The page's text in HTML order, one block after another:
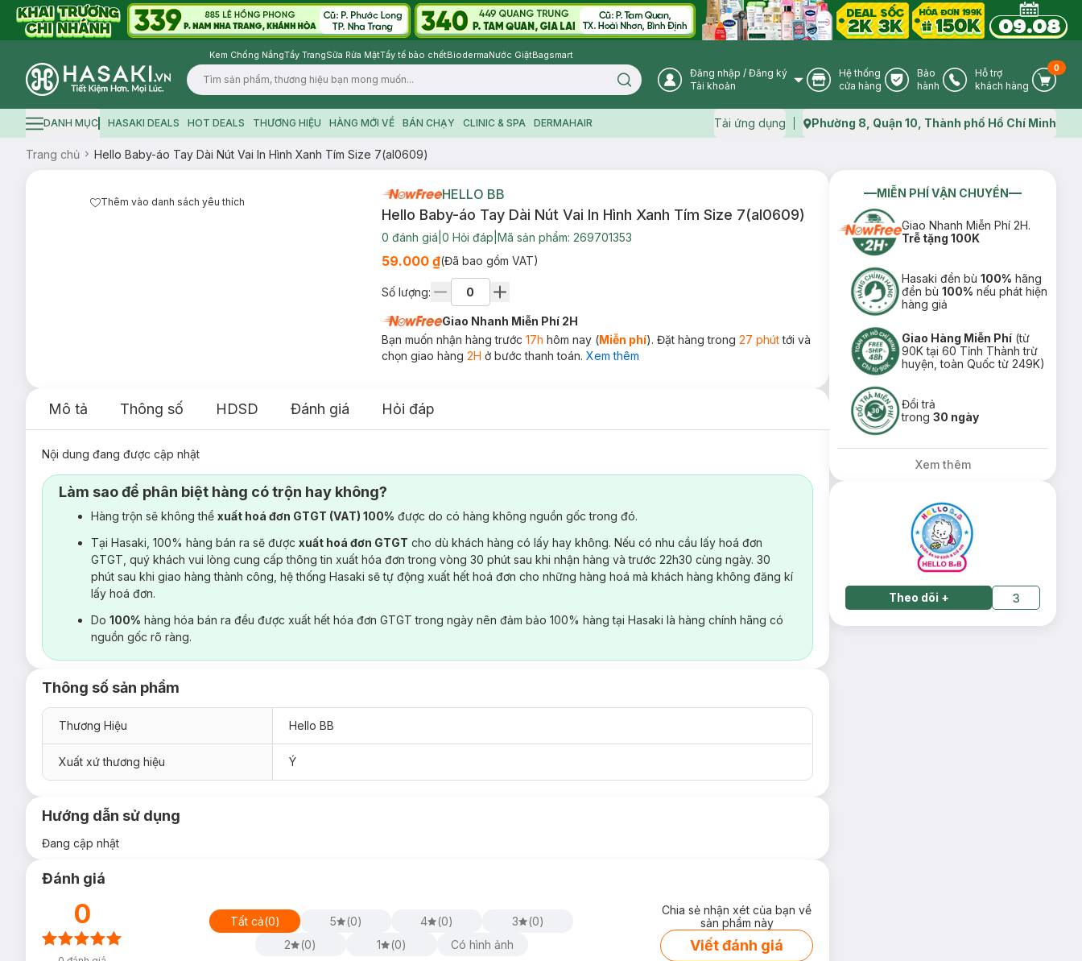
Kem Chống NắngTẩy TrangSữa Rửa MặtTẩy tế bào chếtBiodermaNước GiặtBagsmart
Logo
Search icon User Icon
Đăng nhập / Đăng ký
Tài khoản
Store Icon
Hệ thống
cửa hàng
Warranty Icon
Bảo
hành
Phone Icon
Hỗ trợ
khách hàng
Cart
0
Hamburger icon
DANH MỤC HASAKI DEALS HOT DEALS THƯƠNG HIỆU HÀNG MỚI VỀ BÁN CHẠY CLINIC & SPA DERMAHAIR Tải ứng dụng Map icon
Phường 8, Quận 10, Thành phố Hồ Chí Minh
Trang chủ Hello Baby-áo Tay Dài Nút Vai In Hình Xanh Tím Size 7(al0609)
Thêm vào danh sách yêu thích HELLO BB
Hello Baby-áo Tay Dài Nút Vai In Hình Xanh Tím Size 7(al0609)
0 đánh giá 0 Hỏi đáp Mã sản phẩm: 269701353
59.000 ₫(Đã bao gồm VAT)
Số lượng:
Giao Nhanh Miễn Phí 2H
Bạn muốn nhận hàng trước 17h hôm nay (Miễn phí). Đặt hàng trong 27 phúttới và
chọn giao hàng 2H ở bước thanh toán. Xem thêm
Mô tả Thông số HDSD Đánh giá Hỏi đáp
Nội dung đang được cập nhật
Làm sao để phân biệt hàng có trộn hay không?
Hàng trộn sẽ không thể xuất hoá đơn GTGT (VAT) 100% được do có hàng không nguồn gốc trong đó.
Tại Hasaki, 100% hàng bán ra sẽ được xuất hoá đơn GTGT cho dù khách hàng có lấy hay không. Nếu có nhu cầu lấy hoá đơn
GTGT, quý khách vui lòng cung cấp thông tin xuất hóa đơn trong vòng 30 phút sau khi nhận hàng và trước 22h30 cùng ngày. 30
phút sau khi giao hàng thành công, hệ thống Hasaki sẽ tự động xuất hết hoá đơn cho những hàng hoá mà khách hàng không đăng kí
lấy hoá đơn.
Do 100% hàng hóa bán ra đều được xuất hết hóa đơn GTGT trong ngày nên đảm bảo 100% hàng tại Hasaki là hàng chính hãng có
nguồn gốc rõ ràng.
Thông số sản phẩm
Thương Hiệu Hello BB
Xuất xứ thương hiệu Ý
Hướng dẫn sử dụng
Đang cập nhật
Đánh giá
0 Tất cả(0) 5 (0) 4 (0) 3 (0)
2
(0) 1 (0) Có hình ảnh
Chia sẻ nhận xét của bạn về
sản phẩm này
Viết đánh giá
MIỄN PHÍ VẬN CHUYỂN
Giao Nhanh Miễn Phí 2H.
Trễ tặng 100K
Hasaki đền bù100% hãng
đền bù100% nếu phát hiện
hàng giả
Giao Hàng Miễn Phí (từ
90K tại 60 Tỉnh Thành trừ
huyện, toàn Quốc từ 249K)
Đổi trả
trong30 ngày
Xem thêm
Theo dõi + 3